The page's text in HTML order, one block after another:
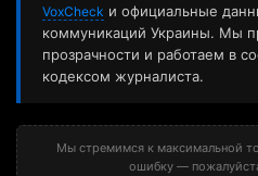
VoxCheck и официальные
коммуникаций Украины. Мы
прозрачности и работаем в
кодексом журналиста.
Мы стремимся к максимальной
ошибку —